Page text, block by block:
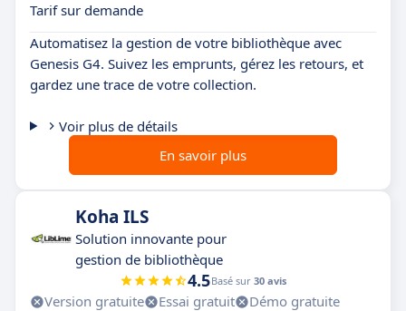
Tarif sur demande
Automatisez la gestion de votre bibliothèque avec
Genesis G4. Suivez les emprunts, gérez les retours, et
gardez une trace de votre collection.
Voir plus de détails
En savoir plus
Koha ILS
Solution innovante pour
gestion de bibliothèque
4.5Basé sur 30 avis
Version gratuite Essai gratuit
Démo gratuite